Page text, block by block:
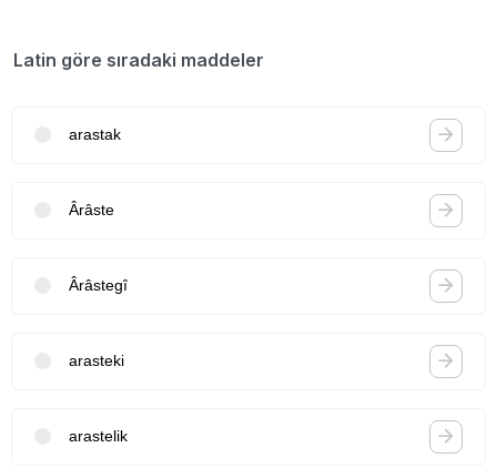
Latin göre sıradaki maddeler
arastak
Ârâste
Ârâstegî
arasteki
arastelik